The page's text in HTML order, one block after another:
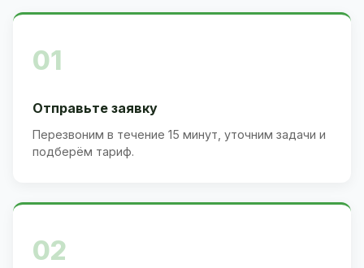
01
Отправьте заявку
Перезвоним в течение 15 минут, уточним задачи и
подберём тариф.
02